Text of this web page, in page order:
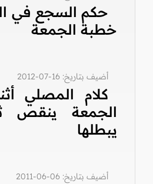
حكم السجع في
خطبة الجمعة
أضيف بتاريخ: 16-07-2012
كلام المصلي
الجمعة ينقص
يبطلها
أضيف بتاريخ: 06-06-2011